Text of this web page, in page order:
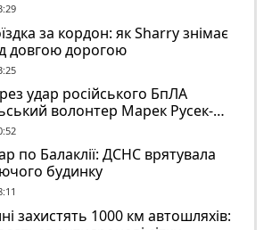
за кордон: як Sharry знімає
довгою дорогою
удар російського БпЛА
волонтер Марек Русек-
по Балаклії: ДСНС врятувала
будинку
захистять 1000 км автошляхів: